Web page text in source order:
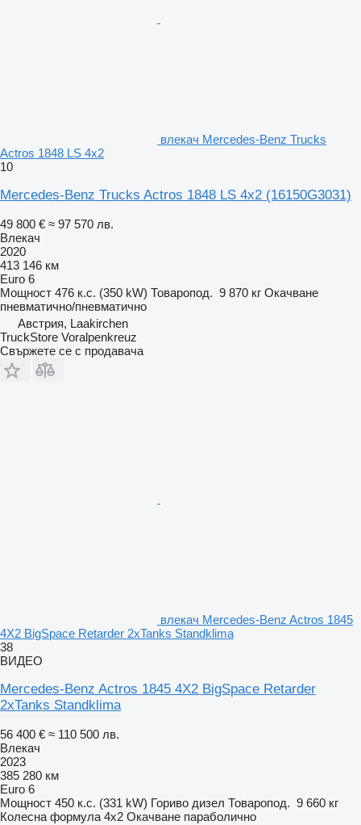
влекач Mercedes-Benz Trucks
Actros 1848 LS 4x2
10
Mercedes-Benz Trucks Actros 1848 LS 4x2 (16150G3031)
49 800 € ≈ 97 570 лв.
Влекач
2020
413 146 км
Euro 6
Мощност 476 к.с. (350 kW) Товаропод. 9 870 кг Окачване
пневматично/пневматично
Австрия, Laakirchen
TruckStore Voralpenkreuz
Свържете се с продавача
влекач Mercedes-Benz Actros 1845
4X2 BigSpace Retarder 2xTanks Standklima
38
ВИДЕО
Mercedes-Benz Actros 1845 4X2 BigSpace Retarder
2xTanks Standklima
56 400 € ≈ 110 500 лв.
Влекач
2023
385 280 км
Euro 6
Мощност 450 к.с. (331 kW) Гориво дизел Товаропод. 9 660 кг
Колесна формула 4x2 Окачване параболично